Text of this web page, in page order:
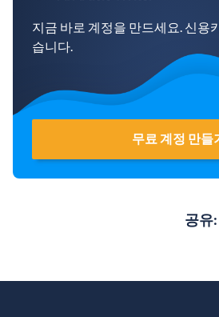
지금 바로 계정을 만드세요. 신용
습니다.
무료 계정 만들
공유: